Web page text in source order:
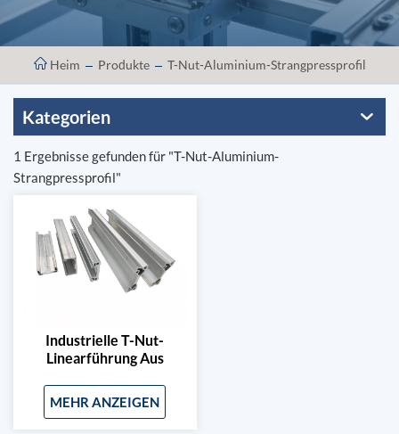
Heim Produkte T-Nut-Aluminium-Strangpressprofil
Kategorien
1 Ergebnisse gefunden für "T-Nut-Aluminium-
Strangpressprofil"
Industrielle T-Nut-
Linearführung Aus
Z-Achse Von 3D-
Druckern
MEHR ANZEIGEN